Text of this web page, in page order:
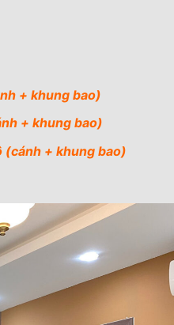
+ khung bao)
+ khung bao)
+ khung bao)